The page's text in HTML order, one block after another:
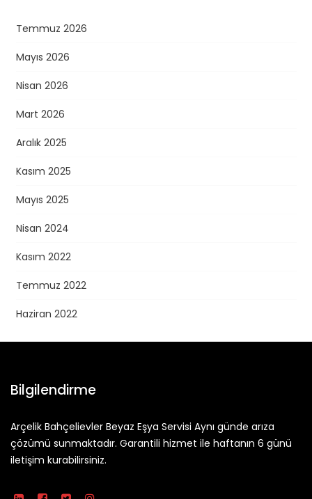
Temmuz 2026
Mayıs 2026
Nisan 2026
Mart 2026
Aralık 2025
Kasım 2025
Mayıs 2025
Nisan 2024
Kasım 2022
Temmuz 2022
Haziran 2022
Bilgilendirme
Arçelik Bahçelievler Beyaz Eşya Servisi Aynı günde arıza
çözümü sunmaktadır. Garantili hizmet ile haftanın 6 günü
iletişim kurabilirsiniz.